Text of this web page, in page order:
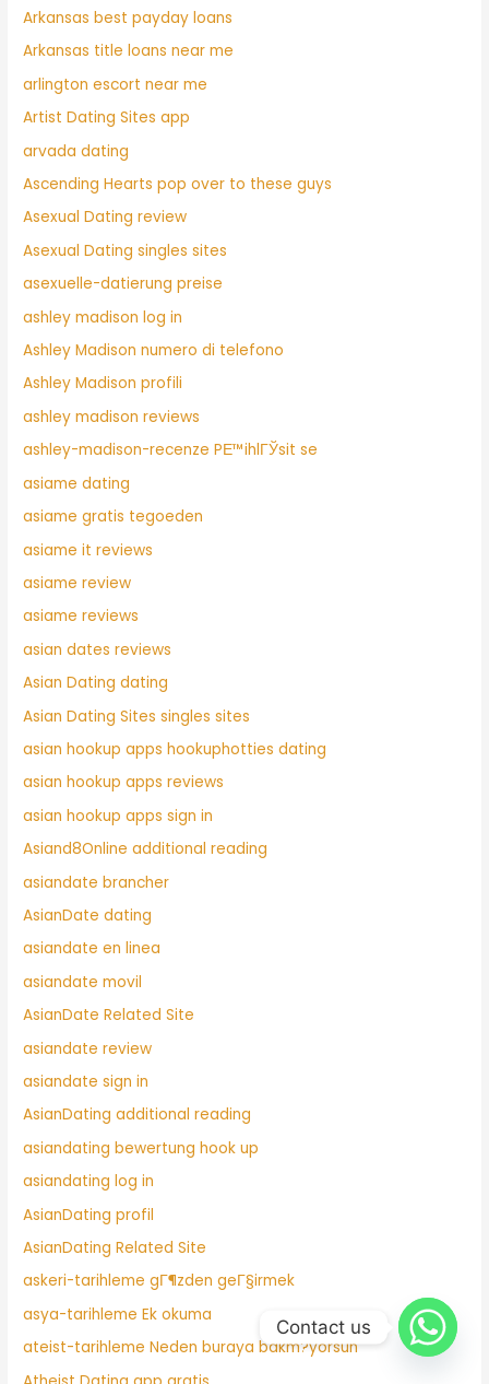
Arkansas best payday loans
Arkansas title loans near me
arlington escort near me
Artist Dating Sites app
arvada dating
Ascending Hearts pop over to these guys
Asexual Dating review
Asexual Dating singles sites
asexuelle-datierung preise
ashley madison log in
Ashley Madison numero di telefono
Ashley Madison profili
ashley madison reviews
ashley-madison-recenze PЕ™ihlГЎsit se
asiame dating
asiame gratis tegoeden
asiame it reviews
asiame review
asiame reviews
asian dates reviews
Asian Dating dating
Asian Dating Sites singles sites
asian hookup apps hookuphotties dating
asian hookup apps reviews
asian hookup apps sign in
Asiand8Online additional reading
asiandate brancher
AsianDate dating
asiandate en linea
asiandate movil
AsianDate Related Site
asiandate review
asiandate sign in
AsianDating additional reading
asiandating bewertung hook up
asiandating log in
AsianDating profil
AsianDating Related Site
askeri-tarihleme gГ¶zden geГ§irmek
asya-tarihleme Ek okuma
ateist-tarihleme Neden buraya bakm?yorsun
Contact us